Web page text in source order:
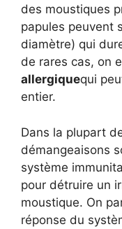
des moustiques
papules peuvent
diamètre) qui
de rares cas, on
allergiquequi
entier.
Dans la plupart
démangeaisons
système
pour détruire un
moustique. On
réponse du